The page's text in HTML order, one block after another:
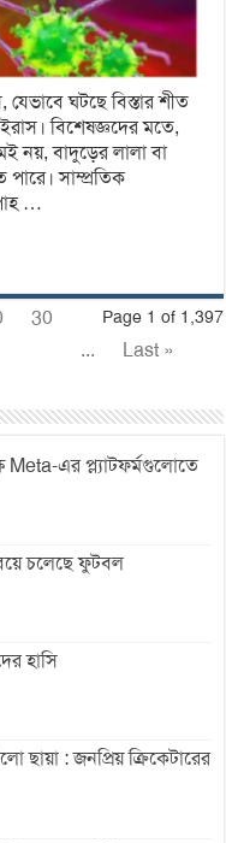
ঘটছে বিস্তার শীত
বিশেষজ্ঞদের মতে,
নয়, বাদুড়ের লালা বা
সাম্প্রতিক
…
Page 1 of 1,397
30
...
Last »
Meta-এর প্ল্যাটফর্মগুলোতে
চলেছে ফুটবল
হাসি
ছায়া : জনপ্রিয় ক্রিকেটারের